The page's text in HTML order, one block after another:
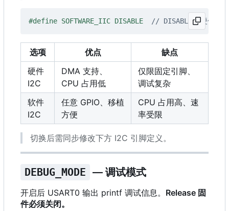
#define SOFTWARE_IIC DISABLE // DISABLE: 硬件
选项 优点
缺点
硬件
I2C
DMA 支持、
CPU 占用低
仅限固定引脚、
调试复杂
软件
I2C
任意 GPIO、移植
方便
CPU 占用高、速
率受限
切换后需同步修改下方 I2C 引脚定义。
DEBUG_MODE — 调试模式
开启后 USART0 输出 printf 调试信息。 Release 固
件必须关闭。